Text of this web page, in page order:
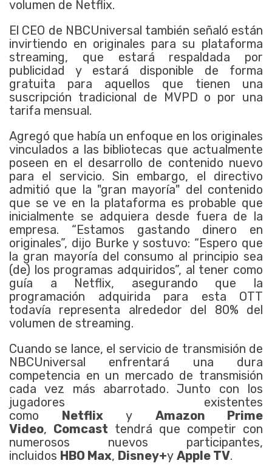
volumen de Netflix.
El CEO de NBCUniversal también señaló están
invirtiendo en originales para su plataforma
streaming, que estará respaldada por
publicidad y estará disponible de forma
gratuita para aquellos que tienen una
suscripción tradicional de MVPD o por una
tarifa mensual.
Agregó que había un enfoque en los originales
vinculados a las bibliotecas que actualmente
poseen en el desarrollo de contenido nuevo
para el servicio. Sin embargo, el directivo
admitió que la "gran mayoría" del contenido
que se ve en la plataforma es probable que
inicialmente se adquiera desde fuera de la
empresa. “Estamos gastando dinero en
originales”, dijo Burke y sostuvo: “Espero que
la gran mayoría del consumo al principio sea
(de) los programas adquiridos”, al tener como
guía a Netflix, asegurando que la
programación adquirida para esta OTT
todavía representa alrededor del 80% del
volumen de streaming.
Cuando se lance, el servicio de transmisión de
NBCUniversal enfrentará una dura
competencia en un mercado de transmisión
cada vez más abarrotado. Junto con los
jugadores existentes
como Netflix y Amazon Prime
Video, Comcast tendrá que competir con
numerosos nuevos participantes,
incluidos HBO Max, Disney+y Apple TV.